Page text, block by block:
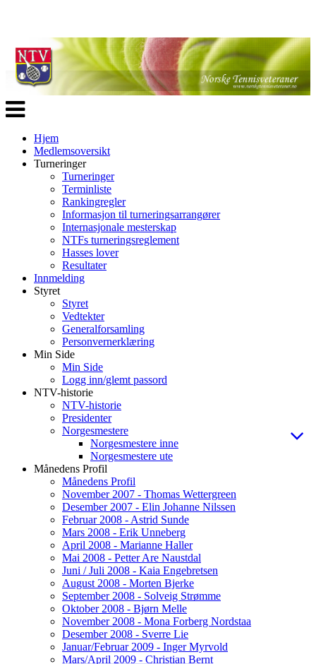
Veksle
navigasjon
Hjem
Medlemsoversikt
Turneringer
Turneringer
Terminliste
Rankingregler
Informasjon til turneringsarrangører
Internasjonale mesterskap
NTFs turneringsreglement
Hasses lover
Resultater
Innmelding
Styret
Styret
Vedtekter
Generalforsamling
Personvernerklæring
Min Side
Min Side
Logg inn/glemt passord
NTV-historie
NTV-historie
Presidenter
Norgesmestere
Norgesmestere inne
Norgesmestere ute
Månedens Profil
Månedens Profil
November 2007 - Thomas Wettergreen
Desember 2007 - Elin Johanne Nilssen
Februar 2008 - Astrid Sunde
Mars 2008 - Erik Unneberg
April 2008 - Marianne Haller
Mai 2008 - Petter Are Naustdal
Juni / Juli 2008 - Kaia Engebretsen
August 2008 - Morten Bjerke
September 2008 - Solveig Strømme
Oktober 2008 - Bjørn Melle
November 2008 - Mona Forberg Nordstaa
Desember 2008 - Sverre Lie
Januar/Februar 2009 - Inger Myrvold
Mars/April 2009 - Christian Bernt